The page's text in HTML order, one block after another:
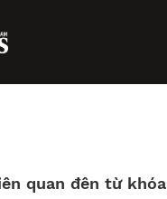
quan đên từ khóa